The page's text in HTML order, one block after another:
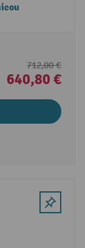
712,00 €
640,80 €